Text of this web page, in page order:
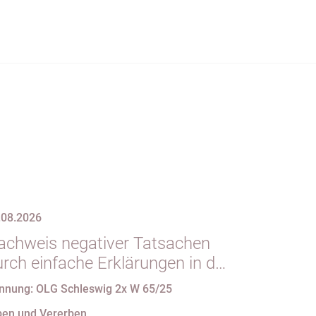
negativer Tatsachen
einfache Erklärungen in der
des § 29 GBO (hier:
OLG Schleswig 2x W 65/25